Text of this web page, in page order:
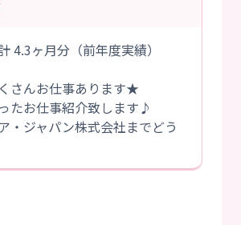
4.3ヶ月分（前年度実績）
さんお仕事あります★
たお仕事紹介致します♪
・ジャパン株式会社までどう